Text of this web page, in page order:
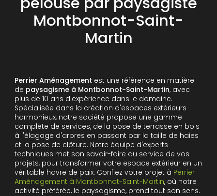
Montbonnot-Saint-
Martin
Perrier Aménagement est une référence en matière
de paysagisme à Montbonnot-Saint-Martin, avec
plus de 10 ans d'expérience dans le domaine.
Spécialisée dans la création d'espaces extérieurs
harmonieux, notre société propose une gamme
complète de services, de la pose de terrasse en bois
à l'élagage d'arbres en passant par la taille de haies
et la pose de clôture. Notre équipe d'experts
techniques met son savoir-faire au service de vos
projets, pour transformer votre espace extérieur en un
véritable havre de paix. Confiez votre projet à Perrier
Aménagement à Montbonnot-Saint-Martin, où notre
activité préférée, le paysagisme, prend tout son sens.